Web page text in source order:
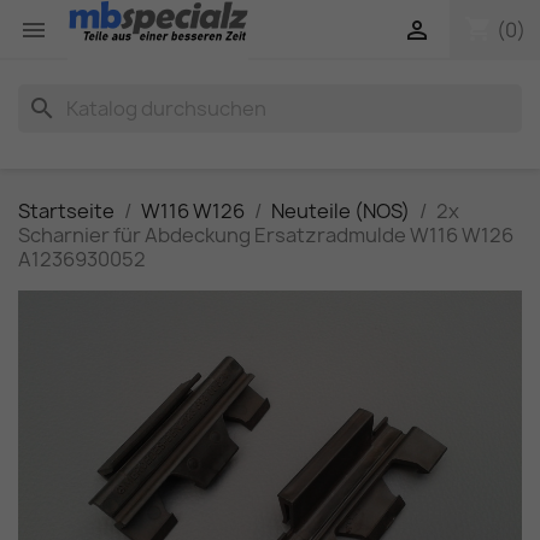
 (0)

search
Startseite W116 W126 Neuteile (NOS)
2x
Scharnier für Abdeckung Ersatzradmulde W116 W126
A1236930052